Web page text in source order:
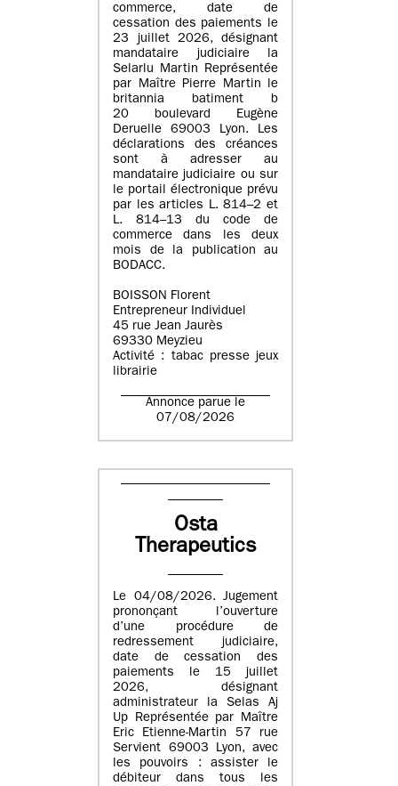
commerce, date de
cessation des paiements le
23 juillet 2026, désignant
mandataire judiciaire la
Selarlu Martin Représentée
par Maître Pierre Martin le
britannia batiment b
20 boulevard Eugène
Deruelle 69003 Lyon. Les
déclarations des créances
sont à adresser au
mandataire judiciaire ou sur
le portail électronique prévu
par les articles L. 814–2 et
L. 814–13 du code de
commerce dans les deux
mois de la publication au
BODACC.
BOISSON Florent
Entrepreneur Individuel
45 rue Jean Jaurès
69330 Meyzieu
Activité : tabac presse jeux
librairie
Annonce parue le
07/08/2026
Osta
Therapeutics
Le 04/08/2026. Jugement
prononçant l’ouverture
d’une procédure de
redressement judiciaire,
date de cessation des
paiements le 15 juillet
2026, désignant
administrateur la Selas Aj
Up Représentée par Maître
Eric Etienne-Martin 57 rue
Servient 69003 Lyon, avec
les pouvoirs : assister le
débiteur dans tous les